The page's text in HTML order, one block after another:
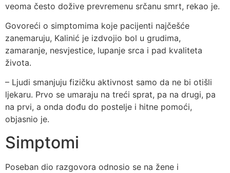
veoma često dožive prevremenu srčanu smrt, rekao je.
Govoreći o simptomima koje pacijenti najčešće
zanemaruju, Kalinić je izdvojio bol u grudima,
zamaranje, nesvjestice, lupanje srca i pad kvaliteta
života.
– Ljudi smanjuju fizičku aktivnost samo da ne bi otišli
ljekaru. Prvo se umaraju na treći sprat, pa na drugi, pa
na prvi, a onda dođu do postelje i hitne pomoći,
objasnio je.
Simptomi
Poseban dio razgovora odnosio se na žene i